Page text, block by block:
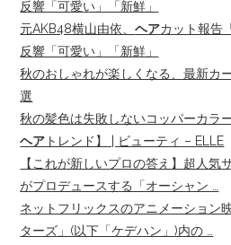
反響「可愛い」「新鮮」
元AKB48横山由依、ヘアカット報告
反響「可愛い」「新鮮」
秋のおしゃれが楽しくなる、最新カ
選
秋の髪色は失敗しないコッパーカラ
ヘア トレンド】 | ビューティ – ELLE
【これが新しいプロの答え】超人気
がプロデュースする「オーシャン …
ネットフリックスのアニメーション
ターズ」(以下「ケデハン」)内の …